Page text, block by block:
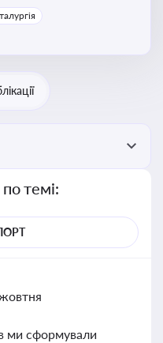
та послуг за
темі:
ми сформували